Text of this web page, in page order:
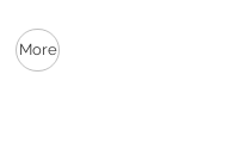
More